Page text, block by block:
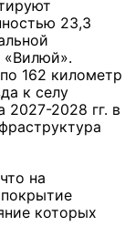
23,3
«Вилюй».
162 километр
к селу
2027-2028 гг. в
на
которых